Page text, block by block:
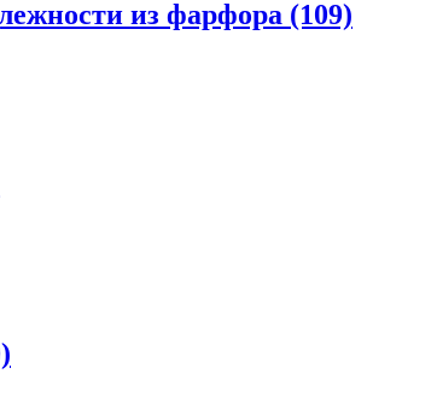
из фарфора (109)